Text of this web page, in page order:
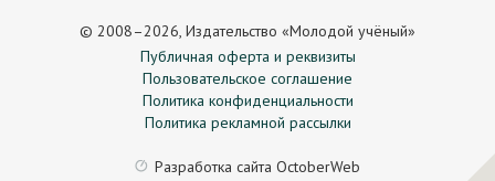
© 2008–2026, Издательство «Молодой учёный»
Публичная оферта и реквизиты
Пользовательское соглашение
Политика конфиденциальности
Политика рекламной рассылки
Разработка сайта OctoberWeb